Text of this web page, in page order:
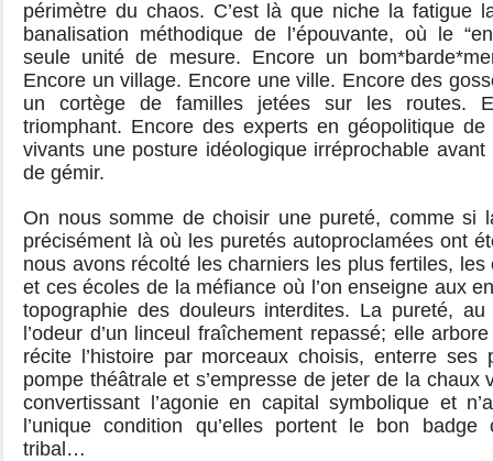
périmètre du chaos. C’est là que niche la fatigue
banalisation méthodique de l’épouvante, où le
seule unité de mesure. Encore un
Encore un village. Encore une ville. Encore des
un cortège de familles jetées sur les routes.
triomphant. Encore des experts en géopolitique
vivants une posture idéologique irréprochable
de gémir.
On nous somme de choisir une pureté, comme si
précisément là où les puretés autoproclamées ont
nous avons récolté les charniers les plus fertiles,
et ces écoles de la méfiance où l’on enseigne aux
topographie des douleurs interdites. La pureté,
l’odeur d’un linceul fraîchement repassé; elle
récite l’histoire par morceaux choisis, enterre ses
pompe théâtrale et s’empresse de jeter de la chaux
convertissant l’agonie en capital symbolique et
l’unique condition qu’elles portent le bon badge
tribal…